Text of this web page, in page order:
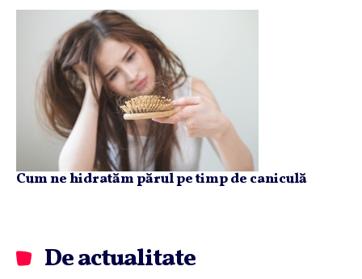
Cum ne hidratăm părul pe timp de caniculă
De actualitate